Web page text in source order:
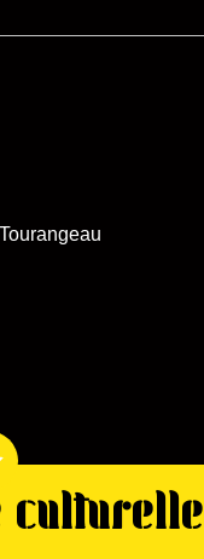
culturelle